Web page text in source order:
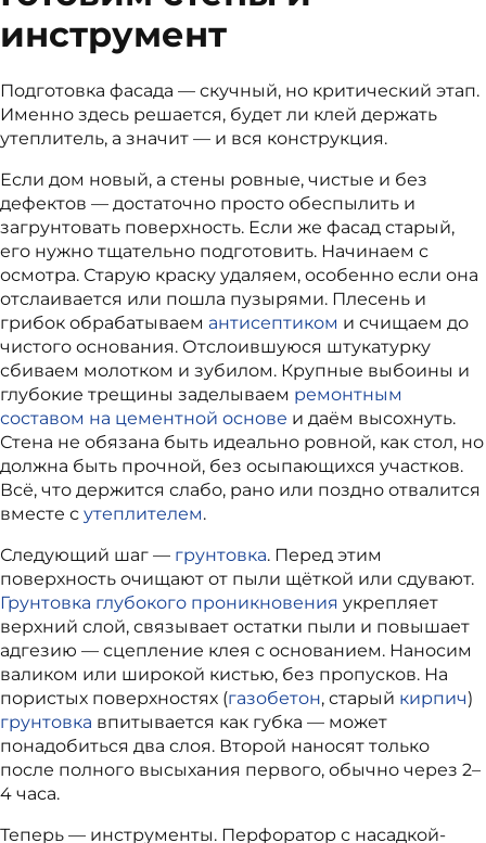
инструмент
Подготовка фасада — скучный, но критический этап.
Именно здесь решается, будет ли клей держать
утеплитель, а значит — и вся конструкция.
Если дом новый, а стены ровные, чистые и без
дефектов — достаточно просто обеспылить и
загрунтовать поверхность. Если же фасад старый,
его нужно тщательно подготовить. Начинаем с
осмотра. Старую краску удаляем, особенно если она
отслаивается или пошла пузырями. Плесень и
грибок обрабатываем антисептиком и счищаем до
чистого основания. Отслоившуюся штукатурку
сбиваем молотком и зубилом. Крупные выбоины и
глубокие трещины заделываем ремонтным
составом на цементной основе и даём высохнуть.
Стена не обязана быть идеально ровной, как стол, но
должна быть прочной, без осыпающихся участков.
Всё, что держится слабо, рано или поздно отвалится
вместе с утеплителем.
Следующий шаг — грунтовка. Перед этим
поверхность очищают от пыли щёткой или сдувают.
Грунтовка глубокого проникновения укрепляет
верхний слой, связывает остатки пыли и повышает
адгезию — сцепление клея с основанием. Наносим
валиком или широкой кистью, без пропусков. На
пористых поверхностях (газобетон, старый кирпич)
грунтовка впитывается как губка — может
понадобиться два слоя. Второй наносят только
после полного высыхания первого, обычно через 2–
4 часа.
Теперь — инструменты. Перфоратор с насадкой-